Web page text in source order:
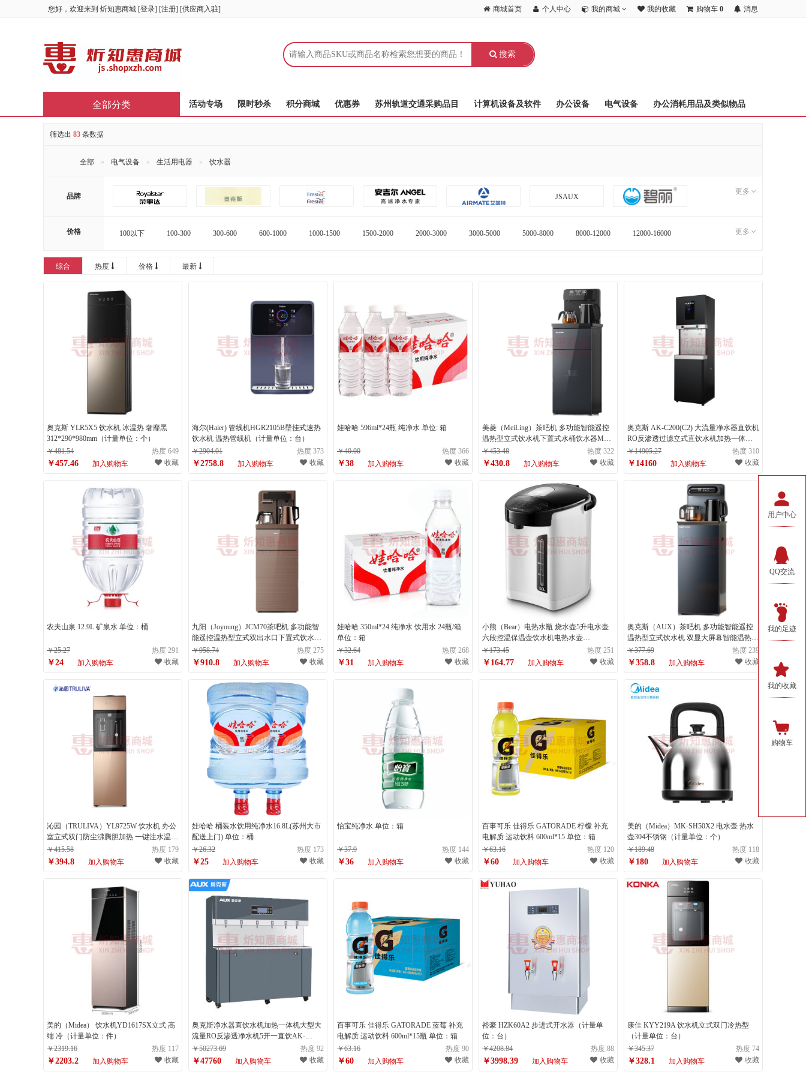
您好，欢迎来到 炘知惠商城 [登录] [注册] [供应商入驻] 商城首页 个人中心 我的商城 我的收藏 购物车 0 消息
搜索
活动专场 限时秒杀 积分商城 优惠券 苏州轨道交通采购品目 计算机设备及软件 办公设备 电气设备 办公消耗用品及类似物品
全部分类
筛选出 83 条数据
全部 电气设备 生活用电器 饮水器
品牌 JSAUX
更多
价格 100以下 100-300 300-600 600-1000 1000-1500 1500-2000 2000-3000 3000-5000 5000-8000 8000-12000 12000-16000 更多
综合 热度 价格 最新
奥克斯 YLR5X5 饮水机 冰温热 奢靡黑
312*290*980mm（计量单位：个）
￥481.54
热度 649
￥457.46 加入购物车 收藏
海尔(Haier) 管线机HGR2105B壁挂式速热
饮水机 温热管线机（计量单位：台）
￥2904.01
热度 373
￥2758.8 加入购物车 收藏
娃哈哈 596ml*24瓶 纯净水 单位: 箱
￥40.00 热度 366
￥38 加入购物车 收藏
美菱（MeiLing）茶吧机 多功能智能遥控
温热型立式饮水机下置式水桶饮水器MY-
C531 （计量单位：台）
￥453.48 热度 322
￥430.8 加入购物车 收藏
奥克斯 AK-C200(C2) 大流量净水器直饮机
RO反渗透过滤立式直饮水机加热一体机
（计量单位：件）
￥14905.27 热度 310
￥14160 加入购物车 收藏
农夫山泉 12.9L 矿泉水 单位：桶
￥25.27 热度 291
￥24 加入购物车 收藏
九阳（Joyoung）JCM70茶吧机 多功能智
能遥控温热型立式双出水口下置式饮水机
JCM70（计量单位：台）
￥958.74 热度 275
￥910.8 加入购物车 收藏
娃哈哈 350ml*24 纯净水 饮用水 24瓶/箱
单位：箱
￥32.64
热度 268
￥31 加入购物车 收藏
小熊（Bear）电热水瓶 烧水壶5升电水壶
六段控温保温壶饮水机电热水壶
ZDHH50D1 双煮水模式（计量单位 ：
台）
￥173.45 热度 251
￥164.77 加入购物车 收藏
奥克斯（AUX）茶吧机 多功能智能遥控
温热型立式饮水机 双显大屏幕智能温热款
YCB-22（计量单位：台）
￥377.69 热度 239
￥358.8 加入购物车 收藏
沁园（TRULIVA）YL9725W 饮水机 办公
室立式双门防尘沸腾胆加热 一键注水温热
型饮水器（计量单位：台）
￥415.58 热度 179
￥394.8 加入购物车 收藏
娃哈哈 桶装水饮用纯净水16.8L(苏州大市
配送上门) 单位：桶
￥26.32
热度 173
￥25 加入购物车 收藏
怡宝纯净水 单位：箱
￥37.9 热度 144
￥36 加入购物车 收藏
百事可乐 佳得乐 GATORADE 柠檬 补充
电解质 运动饮料 600ml*15 单位：箱
￥63.16
热度 120
￥60 加入购物车 收藏
美的（Midea）MK-SH50X2 电水壶 热水
壶304不锈钢（计量单位：个）
￥189.48
热度 118
￥180 加入购物车 收藏
美的（Midea） 饮水机YD1617SX立式 高
端 冷（计量单位：件）
￥2319.16
热度 117
￥2203.2 加入购物车 收藏
奥克斯净水器直饮水机加热一体机大型大
流量RO反渗透净水机5开一直饮AK-
C300（C6）（计量单位：件）
￥50273.69 热度 92
￥47760 加入购物车 收藏
百事可乐 佳得乐 GATORADE 蓝莓 补充
电解质 运动饮料 600ml*15瓶 单位：箱
￥63.16
热度 90
￥60 加入购物车 收藏
裕豪 HZK60A2 步进式开水器（计量单
位：台）
￥4208.84
热度 88
￥3998.39 加入购物车 收藏
康佳 KYY219A 饮水机立式双门冷热型
（计量单位：台）
￥345.37
热度 74
￥328.1 加入购物车 收藏
用户中心
QQ交流
我的足迹
我的收藏
购物车